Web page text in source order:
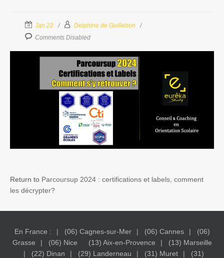
Jan 22
Delphine de Guillebon
Comments Disabled
Return to Parcoursup 2024 : certifications et labels, comment
les décrypter?
En France : (06) Cagnes-sur-Mer (06) Cannes
(06)
Grasse
(06) Nice (13) Aix-en-Provence
(13) Marseille
(22) Dinan
(29) Landerneau (31) Muret (31)